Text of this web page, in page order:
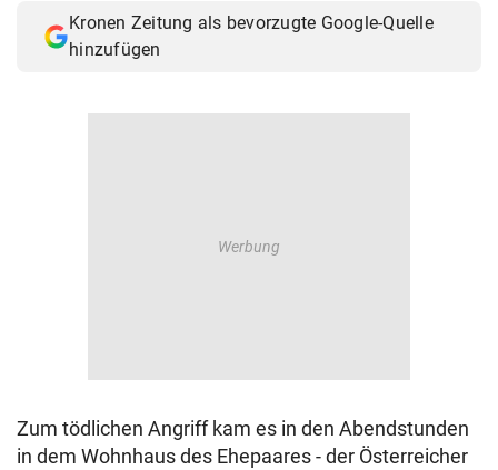
Kronen Zeitung als bevorzugte Google-Quelle
hinzufügen
Zum tödlichen Angriff kam es in den Abendstunden
in dem Wohnhaus des Ehepaares - der Österreicher